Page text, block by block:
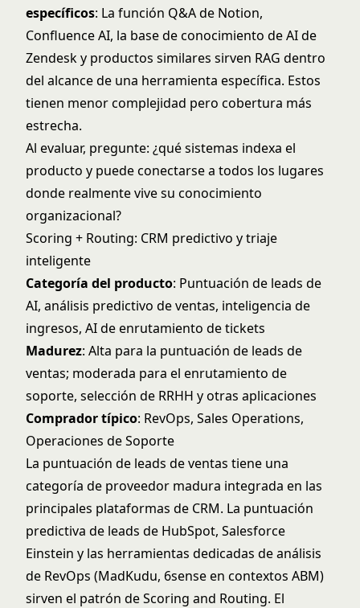
específicos: La función Q&A de Notion,
Confluence AI, la base de conocimiento de AI de
Zendesk y productos similares sirven RAG dentro
del alcance de una herramienta específica. Estos
tienen menor complejidad pero cobertura más
estrecha.
Al evaluar, pregunte: ¿qué sistemas indexa el
producto y puede conectarse a todos los lugares
donde realmente vive su conocimiento
organizacional?
Scoring + Routing: CRM predictivo y triaje
inteligente
Categoría del producto: Puntuación de leads de
AI, análisis predictivo de ventas, inteligencia de
ingresos, AI de enrutamiento de tickets
Madurez: Alta para la puntuación de leads de
ventas; moderada para el enrutamiento de
soporte, selección de RRHH y otras aplicaciones
Comprador típico: RevOps, Sales Operations,
Operaciones de Soporte
La puntuación de leads de ventas tiene una
categoría de proveedor madura integrada en las
principales plataformas de CRM. La puntuación
predictiva de leads de HubSpot, Salesforce
Einstein y las herramientas dedicadas de análisis
de RevOps (MadKudu, 6sense en contextos ABM)
sirven el patrón de Scoring and Routing. El